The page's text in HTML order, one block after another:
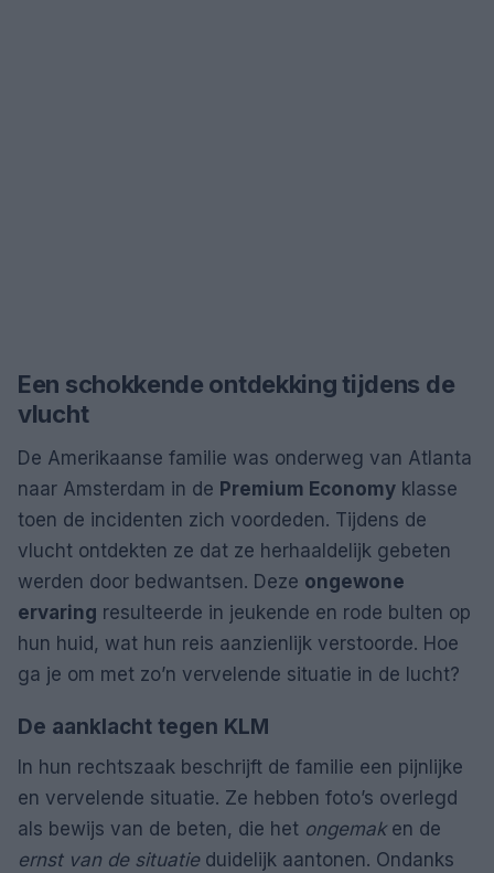
Een schokkende ontdekking tijdens de
vlucht
De Amerikaanse familie was onderweg van Atlanta
naar Amsterdam in de Premium Economy klasse
toen de incidenten zich voordeden. Tijdens de
vlucht ontdekten ze dat ze herhaaldelijk gebeten
werden door bedwantsen. Deze ongewone
ervaring resulteerde in jeukende en rode bulten op
hun huid, wat hun reis aanzienlijk verstoorde. Hoe
ga je om met zo’n vervelende situatie in de lucht?
De aanklacht tegen KLM
In hun rechtszaak beschrijft de familie een pijnlijke
en vervelende situatie. Ze hebben foto’s overlegd
als bewijs van de beten, die het ongemaken de
ernst van de situatieduidelijk aantonen. Ondanks